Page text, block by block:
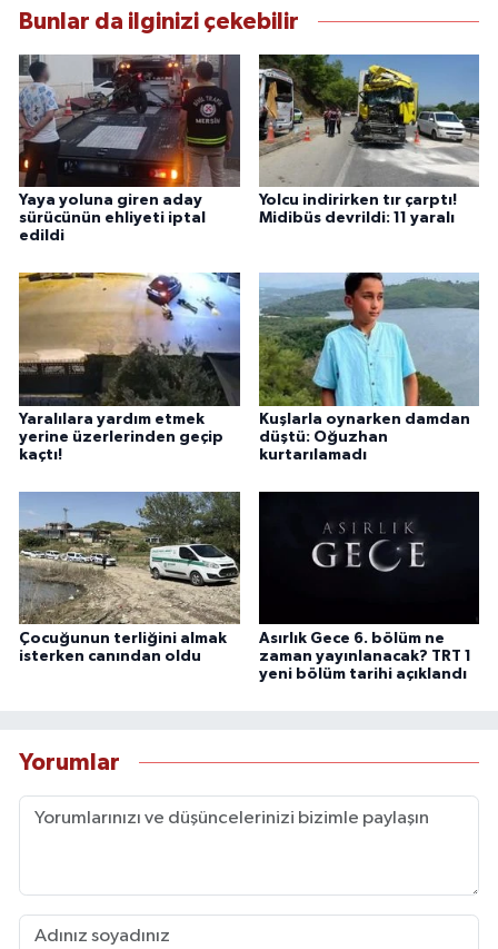
Bunlar da ilginizi çekebilir
Yaya yoluna giren aday
sürücünün ehliyeti iptal
edildi
Yolcu indirirken tır çarptı!
Midibüs devrildi: 11 yaralı
Yaralılara yardım etmek
yerine üzerlerinden geçip
kaçtı!
Kuşlarla oynarken damdan
düştü: Oğuzhan
kurtarılamadı
Çocuğunun terliğini almak
isterken canından oldu
Asırlık Gece 6. bölüm ne
zaman yayınlanacak? TRT 1
yeni bölüm tarihi açıklandı
Yorumlar